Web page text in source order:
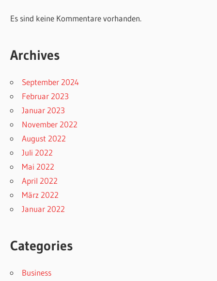
Es sind keine Kommentare vorhanden.
Archives
September 2024
Februar 2023
Januar 2023
November 2022
August 2022
Juli 2022
Mai 2022
April 2022
März 2022
Januar 2022
Categories
Business